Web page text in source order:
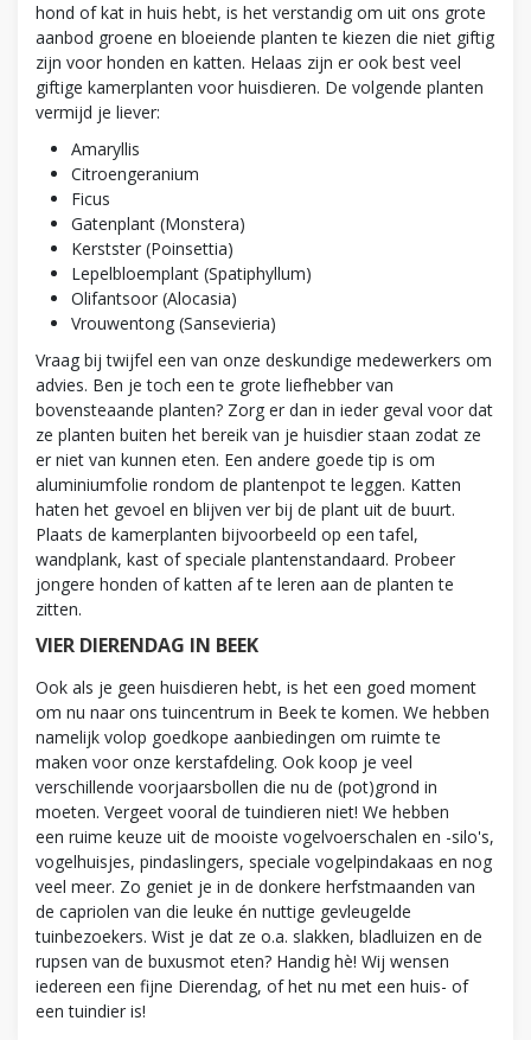
hond of kat in huis hebt, is het verstandig om uit ons grote
aanbod groene en bloeiende planten te kiezen die niet giftig
zijn voor honden en katten. Helaas zijn er ook best veel
giftige kamerplanten voor huisdieren. De volgende planten
vermijd je liever:
Amaryllis
Citroengeranium
Ficus
Gatenplant (Monstera)
Kerstster (Poinsettia)
Lepelbloemplant (Spatiphyllum)
Olifantsoor (Alocasia)
Vrouwentong (Sansevieria)
Vraag bij twijfel een van onze deskundige medewerkers om
advies. Ben je toch een te grote liefhebber van
bovensteaande planten? Zorg er dan in ieder geval voor dat
ze planten buiten het bereik van je huisdier staan zodat ze
er niet van kunnen eten. Een andere goede tip is om
aluminiumfolie rondom de plantenpot te leggen. Katten
haten het gevoel en blijven ver bij de plant uit de buurt.
Plaats de kamerplanten bijvoorbeeld op een tafel,
wandplank, kast of speciale plantenstandaard. Probeer
jongere honden of katten af te leren aan de planten te
zitten.
VIER DIERENDAG IN BEEK
Ook als je geen huisdieren hebt, is het een goed moment
om nu naar ons tuincentrum in Beek te komen. We hebben
namelijk volop goedkope aanbiedingen om ruimte te
maken voor onze kerstafdeling. Ook koop je veel
verschillende voorjaarsbollen die nu de (pot)grond in
moeten. Vergeet vooral de tuindieren niet! We hebben
een ruime keuze uit de mooiste vogelvoerschalen en -silo's,
vogelhuisjes, pindaslingers, speciale vogelpindakaas en nog
veel meer. Zo geniet je in de donkere herfstmaanden van
de capriolen van die leuke én nuttige gevleugelde
tuinbezoekers. Wist je dat ze o.a. slakken, bladluizen en de
rupsen van de buxusmot eten? Handig hè! Wij wensen
iedereen een fijne Dierendag, of het nu met een huis- of
een tuindier is!